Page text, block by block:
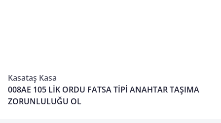
Kasataş Kasa
008AE 105 LİK ORDU FATSA TİPİ ANAHTAR TAŞIMA
ZORUNLULUĞU OL